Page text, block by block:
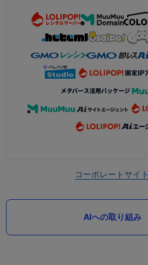
コーポレートサイト
AIへの取り組み